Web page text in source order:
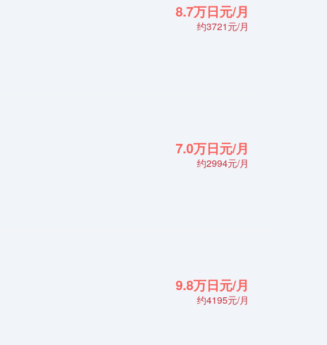
8.7万日元/月
约3721元/月
7.0万日元/月
约2994元/月
9.8万日元/月
约4195元/月